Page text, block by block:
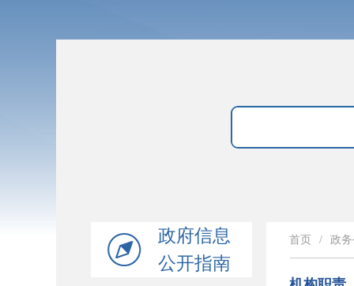
政府信息
公开指南
首页 / 政